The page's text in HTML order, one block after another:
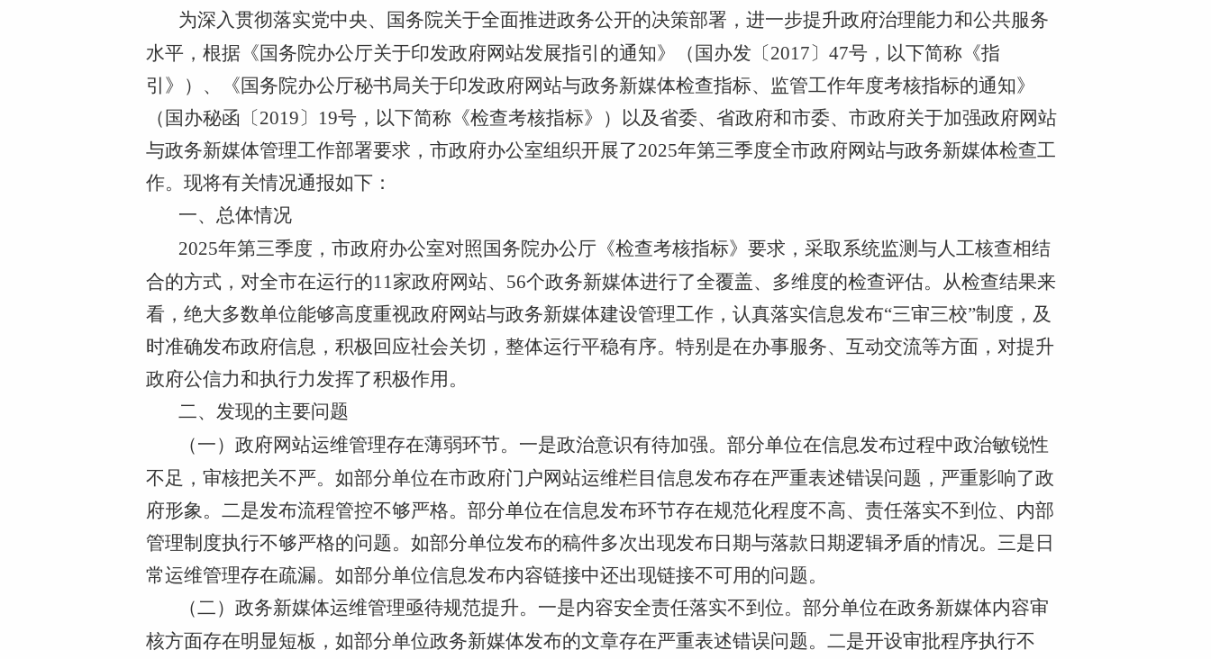
为深入贯彻落实党中央、国务院关于全面推进政务公开的决策部署，进一步提升政府治理能力和公共服务
水平，根据《国务院办公厅关于印发政府网站发展指引的通知》（国办发〔2017〕47号，以下简称《指
引》）、《国务院办公厅秘书局关于印发政府网站与政务新媒体检查指标、监管工作年度考核指标的通知》
（国办秘函〔2019〕19号，以下简称《检查考核指标》）以及省委、省政府和市委、市政府关于加强政府网站
与政务新媒体管理工作部署要求，市政府办公室组织开展了2025年第三季度全市政府网站与政务新媒体检查工
作。现将有关情况通报如下：
一、总体情况
2025年第三季度，市政府办公室对照国务院办公厅《检查考核指标》要求，采取系统监测与人工核查相结
合的方式，对全市在运行的11家政府网站、56个政务新媒体进行了全覆盖、多维度的检查评估。从检查结果来
看，绝大多数单位能够高度重视政府网站与政务新媒体建设管理工作，认真落实信息发布“三审三校”制度，及
时准确发布政府信息，积极回应社会关切，整体运行平稳有序。特别是在办事服务、互动交流等方面，对提升
政府公信力和执行力发挥了积极作用。
二、发现的主要问题
（一）政府网站运维管理存在薄弱环节。一是政治意识有待加强。部分单位在信息发布过程中政治敏锐性
不足，审核把关不严。如部分单位在市政府门户网站运维栏目信息发布存在严重表述错误问题，严重影响了政
府形象。二是发布流程管控不够严格。部分单位在信息发布环节存在规范化程度不高、责任落实不到位、内部
管理制度执行不够严格的问题。如部分单位发布的稿件多次出现发布日期与落款日期逻辑矛盾的情况。三是日
常运维管理存在疏漏。如部分单位信息发布内容链接中还出现链接不可用的问题。
（二）政务新媒体运维管理亟待规范提升。一是内容安全责任落实不到位。部分单位在政务新媒体内容审
核方面存在明显短板，如部分单位政务新媒体发布的文章存在严重表述错误问题。二是开设审批程序执行不